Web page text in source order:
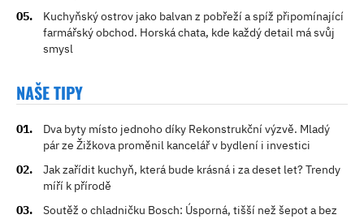
Kuchyňský ostrov jako balvan z pobřeží a spíž připomínající
farmářský obchod. Horská chata, kde každý detail má svůj
smysl
NAŠE TIPY
Dva byty místo jednoho díky Rekonstrukční výzvě. Mladý
pár ze Žižkova proměnil kancelář v bydlení i investici
Jak zařídit kuchyň, která bude krásná i za deset let? Trendy
míří k přírodě
Soutěž o chladničku Bosch: Úsporná, tišší než šepot a bez